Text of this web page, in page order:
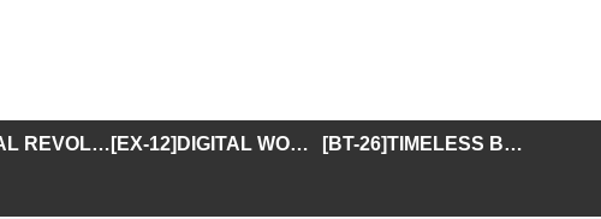
[BT-25]DUAL REVOLUTION [EX-12]DIGITAL WORLD SHAMBALA [BT-26]TIMELESS BONDS